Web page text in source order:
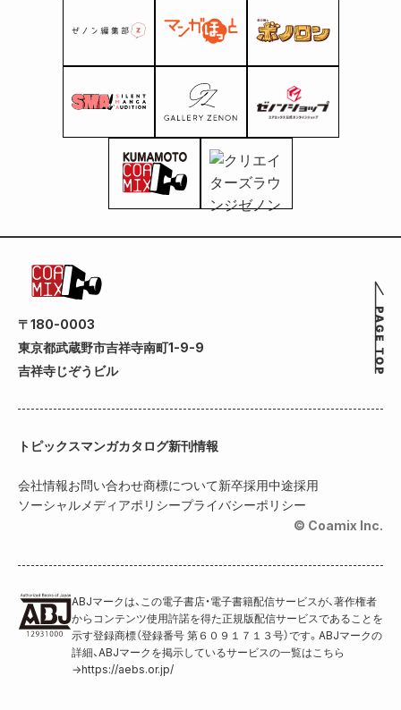
〒180-0003
東京都武蔵野市吉祥寺南町1-9-9
吉祥寺じぞうビル
トピックスマンガカタログ新刊情報
会社情報お問い合わせ商標について新卒採用中途採用
ソーシャルメディアポリシープライバシーポリシー
© Coamix Inc.
ABJマークは、この電子書店・電子書籍配信サービスが、著作権者
からコンテンツ使用許諾を得た正規版配信サービスであることを
示す登録商標（登録番号 第６０９１７１３号）です。ABJマークの
詳細、ABJマークを掲示しているサービスの一覧はこちら
→https://aebs.or.jp/